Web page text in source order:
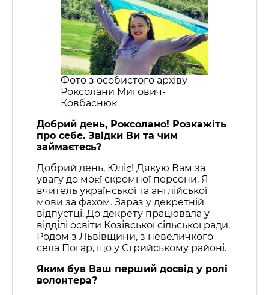
Фото з особистого архіву
Роксолани Мигович-
Ковбаснюк
Добрий день, Роксолано! Розкажіть
про себе. Звідки Ви та чим
займаєтесь?
Добрий день, Юліє! Дякую Вам за
увагу до моєї скромної персони. Я
вчитель української та англійської
мови за фахом. Зараз у декретній
відпустці. До декрету працювала у
відділі освіти Козівської сільської ради.
Родом з Львівщини, з невеличкого
села Погар, що у Стрийському районі.
Яким був Ваш перший досвід у ролі
волонтера?